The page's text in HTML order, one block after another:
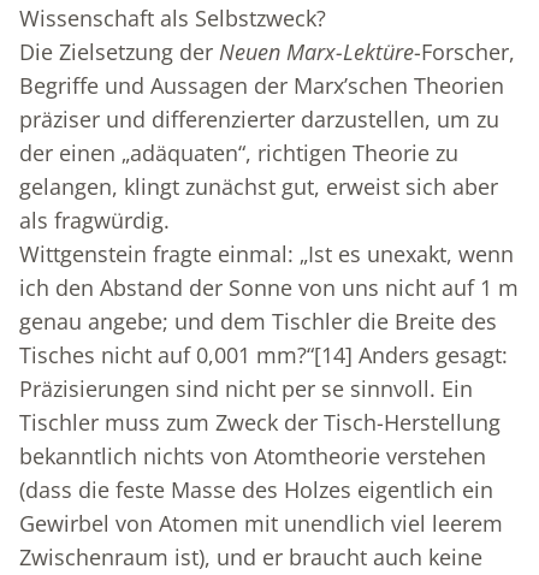
Wissenschaft als Selbstzweck?
Die Zielsetzung der Neuen Marx-Lektüre-Forscher,
Begriffe und Aussagen der Marx’schen Theorien
präziser und differenzierter darzustellen, um zu
der einen „adäquaten“, richtigen Theorie zu
gelangen, klingt zunächst gut, erweist sich aber
als fragwürdig.
Wittgenstein fragte einmal: „Ist es unexakt, wenn
ich den Abstand der Sonne von uns nicht auf 1 m
genau angebe; und dem Tischler die Breite des
Tisches nicht auf 0,001 mm?“[14] Anders gesagt:
Präzisierungen sind nicht per se sinnvoll. Ein
Tischler muss zum Zweck der Tisch-Herstellung
bekanntlich nichts von Atomtheorie verstehen
(dass die feste Masse des Holzes eigentlich ein
Gewirbel von Atomen mit unendlich viel leerem
Zwischenraum ist), und er braucht auch keine